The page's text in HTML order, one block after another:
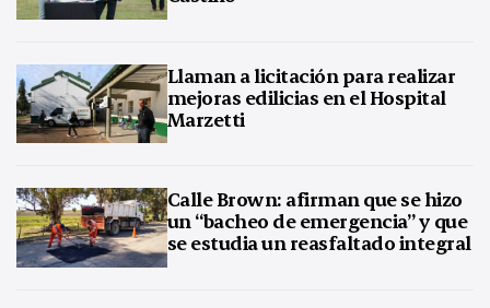
Llaman a licitación para realizar
mejoras edilicias en el Hospital
Marzetti
Calle Brown: afirman que se hizo
un “bacheo de emergencia” y que
se estudia un reasfaltado integral